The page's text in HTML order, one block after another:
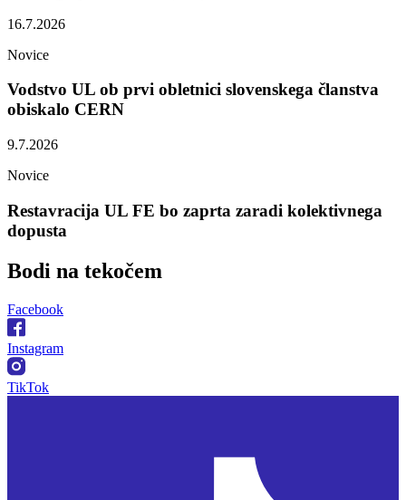
16.7.2026
Novice
Vodstvo UL ob prvi obletnici slovenskega članstva
obiskalo CERN
9.7.2026
Novice
Restavracija UL FE bo zaprta zaradi kolektivnega
dopusta
Bodi na tekočem
Facebook
Instagram
TikTok